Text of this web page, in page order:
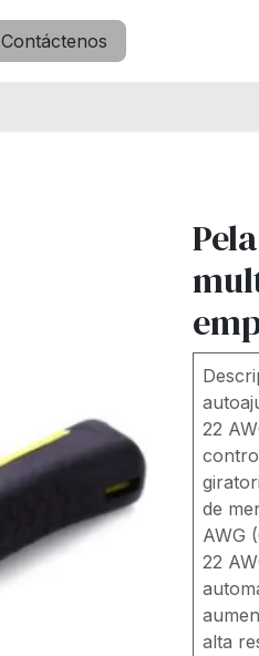
Contáctenos
22
de
AWG
22
alta